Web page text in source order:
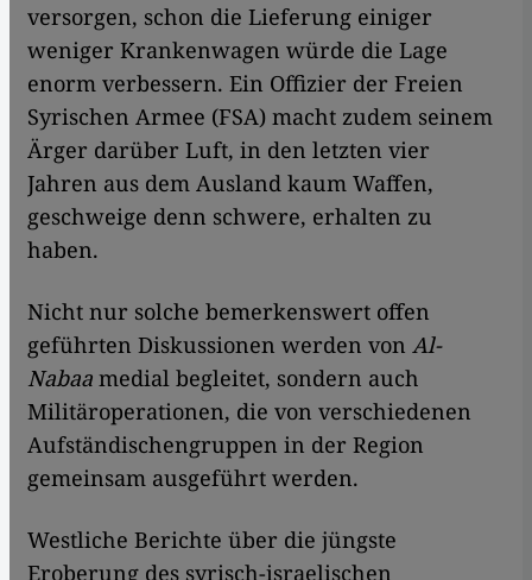
versorgen, schon die Lieferung einiger
weniger Krankenwagen würde die Lage
enorm verbessern. Ein Offizier der Freien
Syrischen Armee (FSA) macht zudem seinem
Ärger darüber Luft, in den letzten vier
Jahren aus dem Ausland kaum Waffen,
geschweige denn schwere, erhalten zu
haben.
Nicht nur solche bemerkenswert offen
geführten Diskussionen werden von Al-
Nabaa medial begleitet, sondern auch
Militäroperationen, die von verschiedenen
Aufständischengruppen in der Region
gemeinsam ausgeführt werden.
Westliche Berichte über die jüngste
Eroberung des syrisch-israelischen